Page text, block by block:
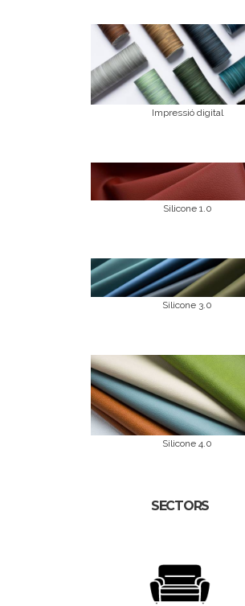
Impressió digital
Silicone 1.0
Silicone 3.0
Silicone 4.0
SECTORS